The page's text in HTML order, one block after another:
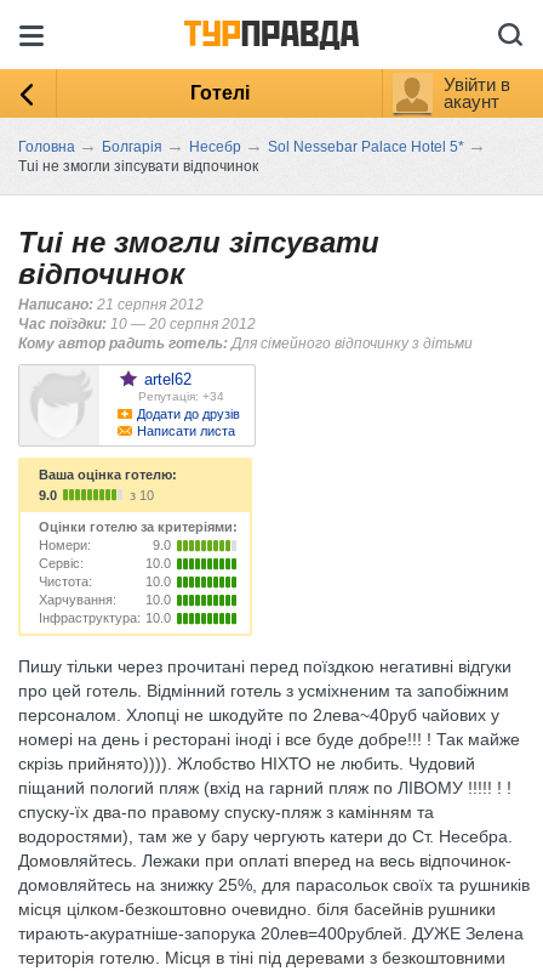
Готелі
Увійти в
акаунт
Головна → Болгарія → Несебр → Sol Nessebar Palace Hotel 5* →
Tui не змогли зіпсувати відпочинок
Tui не змогли зіпсувати
відпочинок
Написано: 21 серпня 2012
Час поїздки: 10 — 20 серпня 2012
Кому автор радить готель: Для сімейного відпочинку з дітьми
artel62
Репутація: +34
Додати до друзів
Написати листа
Ваша оцінка готелю:
9.0
з 10
Оцінки готелю за критеріями:
Номери:
9.0
Сервіс:
10.0
Чистота:
10.0
Харчування:
10.0
Інфраструктура: 10.0
Пишу тільки через прочитані перед поїздкою негативні відгуки
про цей готель. Відмінний готель з усміхненим та запобіжним
персоналом. Хлопці не шкодуйте по 2лева~40руб чайових у
номері на день і ресторані іноді і все буде добре!!! ! Так майже
скрізь прийнято)))). Жлобство НІХТО не любить. Чудовий
піщаний пологий пляж (вхід на гарний пляж по ЛІВОМУ !!!!! ! !
спуску-їх два-по правому спуску-пляж з камінням та
водоростями), там же у бару чергують катери до Ст. Несебра.
Домовляйтесь. Лежаки при оплаті вперед на весь відпочинок-
домовляйтесь на знижку 25%, для парасольок своїх та рушників
місця цілком-безкоштовно очевидно. біля басейнів рушники
тирають-акуратніше-запорука 20лев=400рублей. ДУЖЕ Зелена
територія готелю. Місця в тіні під деревами з безкоштовними